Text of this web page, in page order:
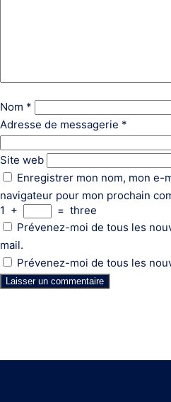
Nom *
Adresse de messagerie *
Site web
Enregistrer mon nom, mon e-
navigateur pour mon prochain
1 + = three
Prévenez-moi de tous les
mail.
Prévenez-moi de tous les